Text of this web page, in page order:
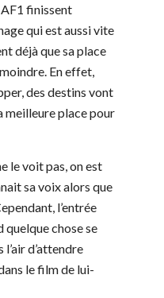
finissent
qui est aussi vite
déjà que sa place
En effet,
des destins vont
meilleure place pour
le voit pas, on est
sa voix alors que
l’entrée
quelque chose se
d’attendre
le film de lui-